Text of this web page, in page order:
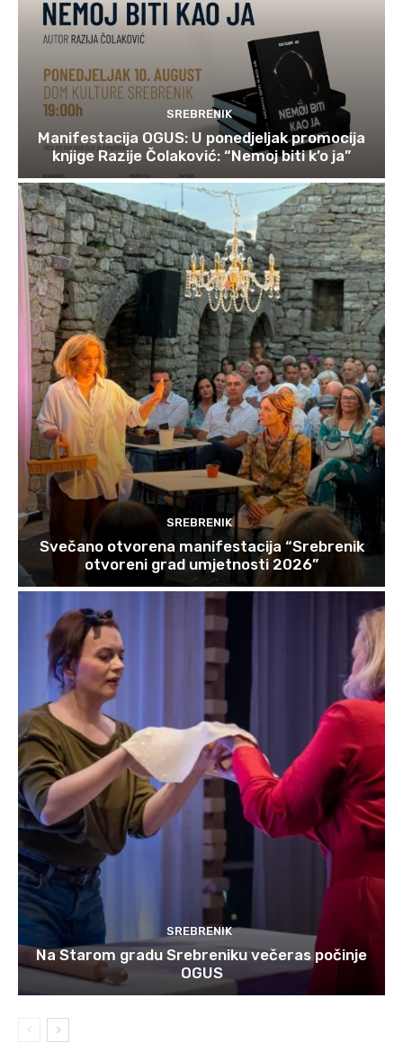
SREBRENIK
Manifestacija OGUS: U ponedjeljak promocija
knjige Razije Čolaković: “Nemoj biti k’o ja”
SREBRENIK
Svečano otvorena manifestacija “Srebrenik
otvoreni grad umjetnosti 2026”
SREBRENIK
Na Starom gradu Srebreniku večeras počinje
OGUS